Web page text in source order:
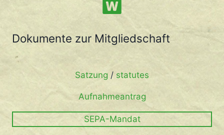
Dokumente zur Mitgliedschaft
Satzung / statutes
Aufnahmeantrag
SEPA-Mandat